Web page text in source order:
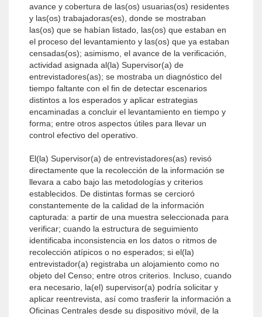
avance y cobertura de las(os) usuarias(os) residentes
y las(os) trabajadoras(es), donde se mostraban
las(os) que se habían listado, las(os) que estaban en
el proceso del levantamiento y las(os) que ya estaban
censadas(os); asimismo, el avance de la verificación,
actividad asignada al(la) Supervisor(a) de
entrevistadores(as); se mostraba un diagnóstico del
tiempo faltante con el fin de detectar escenarios
distintos a los esperados y aplicar estrategias
encaminadas a concluir el levantamiento en tiempo y
forma; entre otros aspectos útiles para llevar un
control efectivo del operativo.
El(la) Supervisor(a) de entrevistadores(as) revisó
directamente que la recolección de la información se
llevara a cabo bajo las metodologías y criterios
establecidos. De distintas formas se cercioró
constantemente de la calidad de la información
capturada: a partir de una muestra seleccionada para
verificar; cuando la estructura de seguimiento
identificaba inconsistencia en los datos o ritmos de
recolección atípicos o no esperados; si el(la)
entrevistador(a) registraba un alojamiento como no
objeto del Censo; entre otros criterios. Incluso, cuando
era necesario, la(el) supervisor(a) podría solicitar y
aplicar reentrevista, así como trasferir la información a
Oficinas Centrales desde su dispositivo móvil, de la